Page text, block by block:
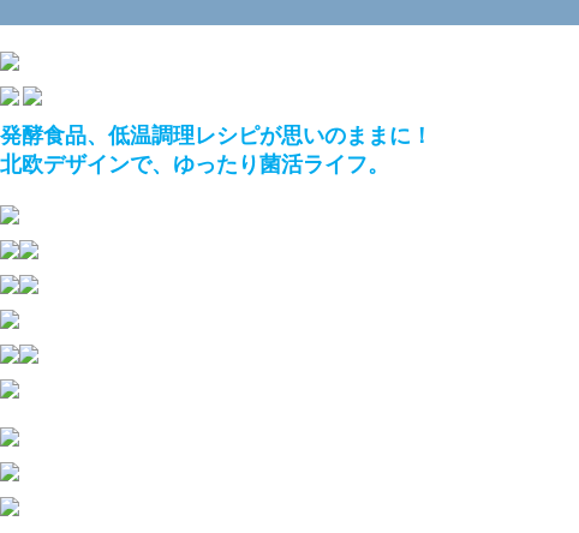
発酵食品、低温調理レシピが思いのままに！
北欧デザインで、ゆったり菌活ライフ。